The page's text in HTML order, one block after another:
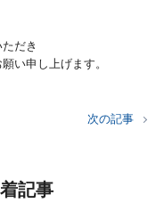
だき
い申し上げます。
次の記事
記事